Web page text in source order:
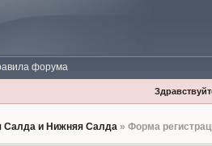
форума
Салда и Нижняя Салда» Форма